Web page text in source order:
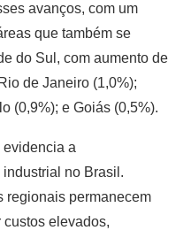
avanços, com um
que também se
do Sul, com aumento de
de Janeiro (1,0%);
(0,9%); e Goiás (0,5%).
evidencia a
no Brasil.
regionais permanecem
elevados,